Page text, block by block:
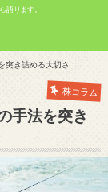
語ります。
突き詰める大切さ
株コラム
手法を突き